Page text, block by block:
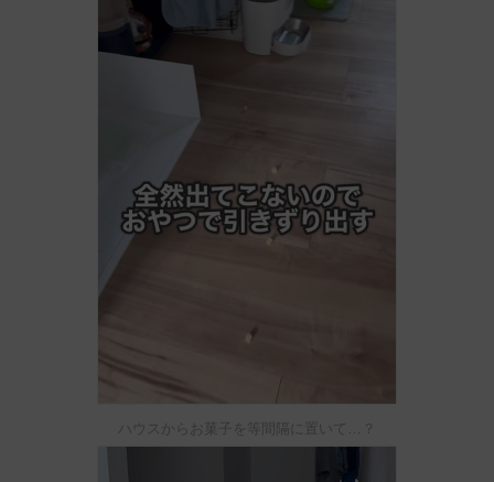
ハウスからお菓子を等間隔に置いて…？